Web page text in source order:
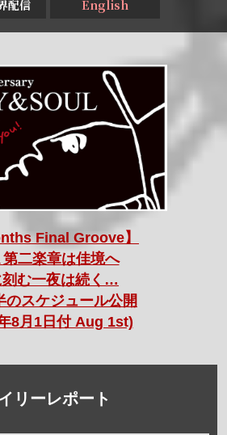
配信
English
Final Groove】
第二楽章は佳境へ
刻む一夜は続く…
のスケジュール公開
8月1日付 Aug 1st)
リーレポート